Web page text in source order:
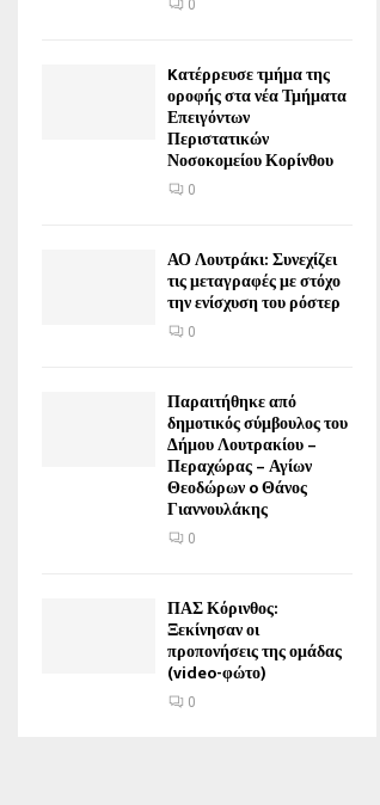
0
Kατέρρευσε τμήμα της
οροφής στα νέα Τμήματα
Επειγόντων
Περιστατικών
Νοσοκομείου Κορίνθου
0
ΑΟ Λουτράκι: Συνεχίζει
τις μεταγραφές με στόχο
την ενίσχυση του ρόστερ
0
Παραιτήθηκε από
δημοτικός σύμβουλος του
Δήμου Λουτρακίου –
Περαχώρας – Αγίων
Θεοδώρων o Θάνος
Γιαννουλάκης
0
ΠΑΣ Κόρινθος:
Ξεκίνησαν οι
προπονήσεις της ομάδας
(video-φώτο)
0